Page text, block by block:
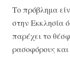
Το πρόβλημα
στην Εκκλησία
παρέχει το
ρασοφόρους και